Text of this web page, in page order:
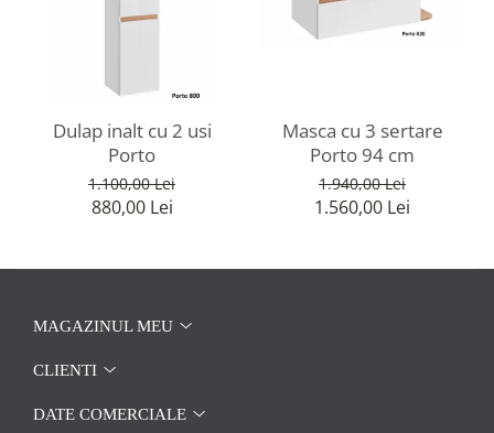
Dulap inalt cu 2 usi
Porto
1.100,00 Lei
880,00 Lei
Masca cu 3 sertare
Porto 94 cm
1.940,00 Lei
1.560,00 Lei
MAGAZINUL MEU
CLIENTI
DATE COMERCIALE